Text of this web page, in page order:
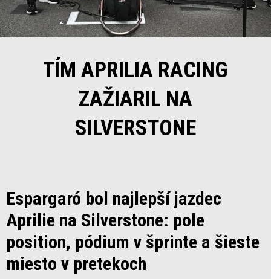
TÍM APRILIA RACING
ZAŽIARIL NA
SILVERSTONE
Espargaró bol najlepší jazdec
Aprilie na Silverstone: pole
position, pódium v šprinte a šieste
miesto v pretekoch